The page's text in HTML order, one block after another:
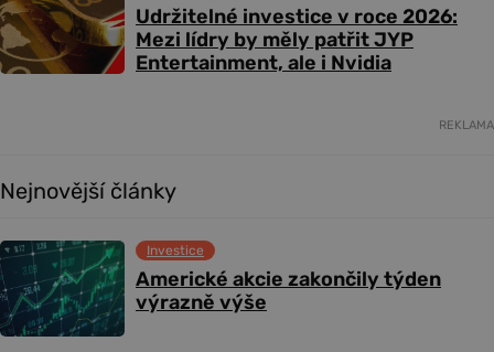
Udržitelné investice v roce 2026:
Mezi lídry by měly patřit JYP
Entertainment, ale i Nvidia
REKLAMA
Nejnovější články
Americké akcie zakončily týden
výrazně výše
Investice